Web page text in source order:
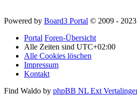
Powered by Board3 Portal © 2009 -
Portal Foren-Übersicht
Alle Zeiten sind UTC+02:00
Alle Cookies löschen
Impressum
Kontakt
Find Waldo by phpBB NL Ext